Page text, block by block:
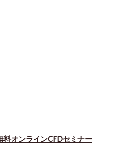
オンラインCFDセミナー